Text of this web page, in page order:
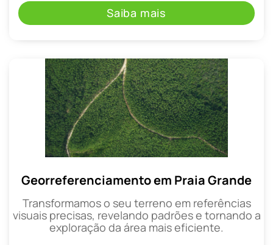
Saiba mais
Georreferenciamento em Praia Grande
Transformamos o seu terreno em referências
visuais precisas, revelando padrões e tornando a
exploração da área mais eficiente.